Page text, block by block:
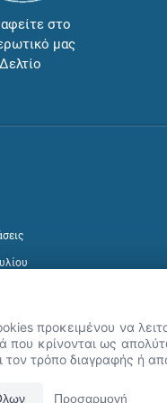
στο
μας
Δελτίο
προκειμένου να
κρίνονται ως
τον τρόπο διαγραφής ή
Προσαρμογή